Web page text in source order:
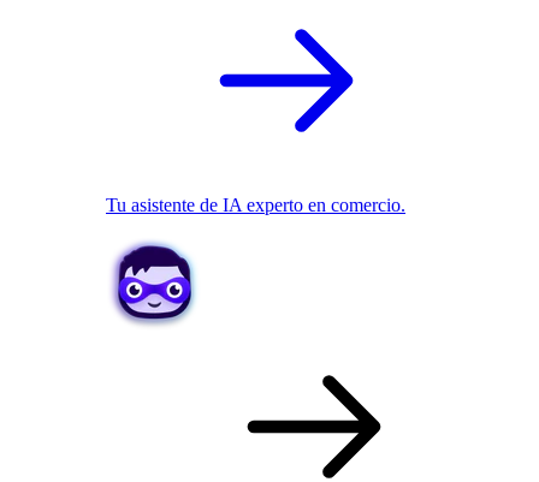
Tu asistente de IA experto en comercio.